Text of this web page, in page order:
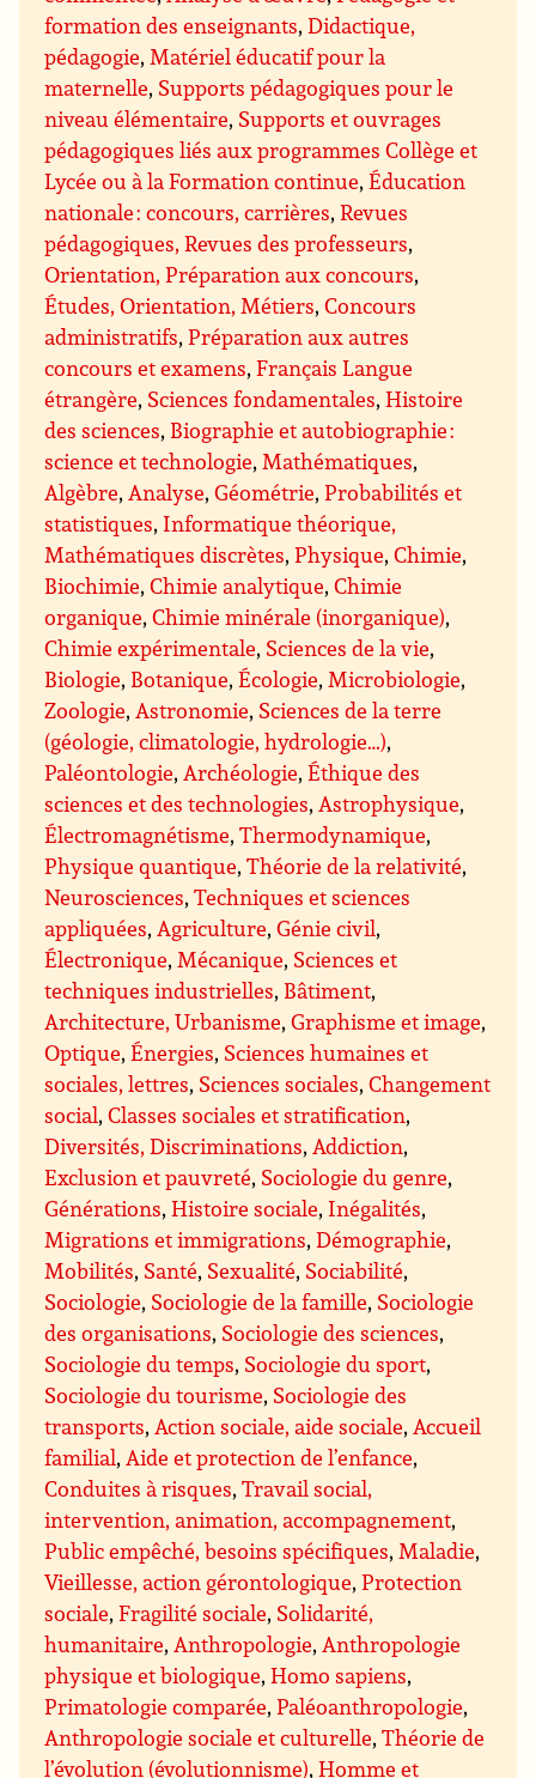
formation des enseignants,Didactique,
pédagogie, Matériel éducatif pour la
maternelle, Supports pédagogiques pour le
niveau élémentaire, Supports et ouvrages
pédagogiques liés aux programmes Collège et
Lycée ou à la Formation continue,Éducation
nationale : concours, carrières,Revues
pédagogiques, Revues des professeurs,
Orientation, Préparation aux concours,
Études, Orientation, Métiers,Concours
administratifs,Préparation aux autres
concours et examens,Français Langue
étrangère, Sciences fondamentales,Histoire
des sciences, Biographie et autobiographie :
science et technologie, Mathématiques,
Algèbre, Analyse,Géométrie,Probabilités et
statistiques, Informatique théorique,
Mathématiques discrètes,Physique,Chimie,
Biochimie,Chimie analytique,Chimie
organique,Chimie minérale (inorganique),
Chimie expérimentale, Sciences de la vie,
Biologie, Botanique,Écologie, Microbiologie,
Zoologie, Astronomie, Sciences de la terre
(géologie, climatologie, hydrologie…),
Paléontologie, Archéologie,Éthique des
sciences et des technologies, Astrophysique,
Électromagnétisme,Thermodynamique,
Physique quantique,Théorie de la relativité,
Neurosciences,Techniques et sciences
appliquées, Agriculture,Génie civil,
Électronique, Mécanique, Sciences et
techniques industrielles, Bâtiment,
Architecture, Urbanisme,Graphisme et image,
Optique,Énergies, Sciences humaines et
sociales, lettres, Sciences sociales,Changement
social,Classes sociales et stratification,
Diversités, Discriminations, Addiction,
Exclusion et pauvreté, Sociologie du genre,
Générations,Histoire sociale, Inégalités,
Migrations et immigrations,Démographie,
Mobilités, Santé, Sexualité, Sociabilité,
Sociologie, Sociologie de la famille, Sociologie
des organisations, Sociologie des sciences,
Sociologie du temps, Sociologie du sport,
Sociologie du tourisme, Sociologie des
transports, Action sociale, aide sociale, Accueil
familial, Aide et protection de l’enfance,
Conduites à risques,Travail social,
intervention, animation, accompagnement,
Public empêché, besoins spécifiques, Maladie,
Vieillesse, action gérontologique,Protection
sociale,Fragilité sociale, Solidarité,
humanitaire, Anthropologie, Anthropologie
physique et biologique,Homo sapiens,
Primatologie comparée,Paléoanthropologie,
Anthropologie sociale et culturelle,Théorie de
l’évolution (évolutionnisme),Homme et